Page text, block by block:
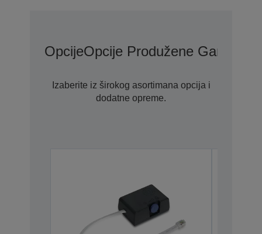
OpcijeOpcije Produžene
Izaberite iz širokog asortimana opcija i
dodatne opreme.